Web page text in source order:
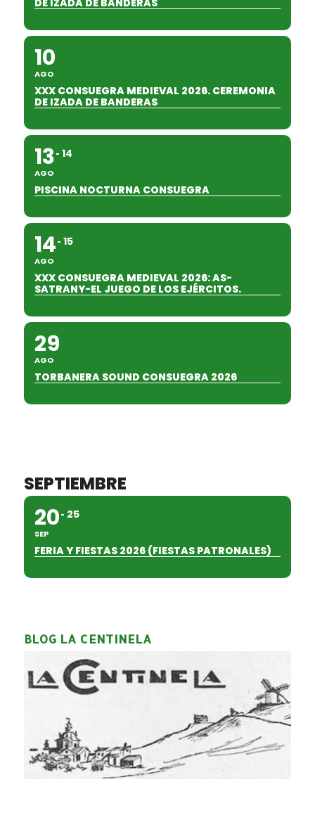
10
AGO
XXX CONSUEGRA MEDIEVAL 2026. CEREMONIA
DE IZADA DE BANDERAS
13
AGO
14
PISCINA NOCTURNA CONSUEGRA
14
AGO
15
XXX CONSUEGRA MEDIEVAL 2026: AS-
SATRANY-EL JUEGO DE LOS EJÉRCITOS.
29
AGO
TORBANERA SOUND CONSUEGRA 2026
SEPTIEMBRE
20
SEP
25
FERIA Y FIESTAS 2026 (FIESTAS PATRONALES)
BLOG LA CENTINELA